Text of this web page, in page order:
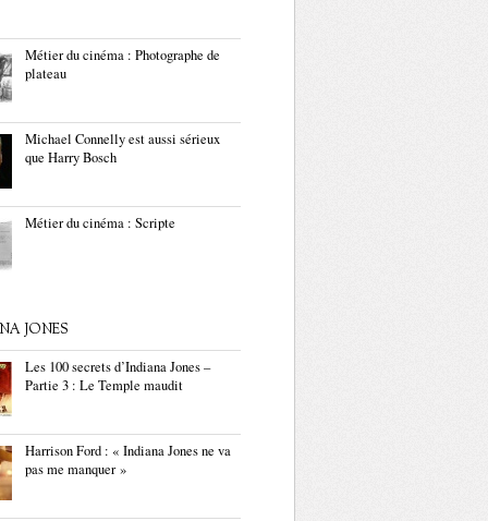
Métier du cinéma : Photographe de
plateau
Michael Connelly est aussi sérieux
que Harry Bosch
Métier du cinéma : Scripte
JONES
Les 100 secrets d’Indiana Jones –
Partie 3 : Le Temple maudit
Harrison Ford : « Indiana Jones ne va
pas me manquer »